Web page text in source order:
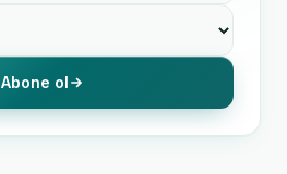
Abone ol